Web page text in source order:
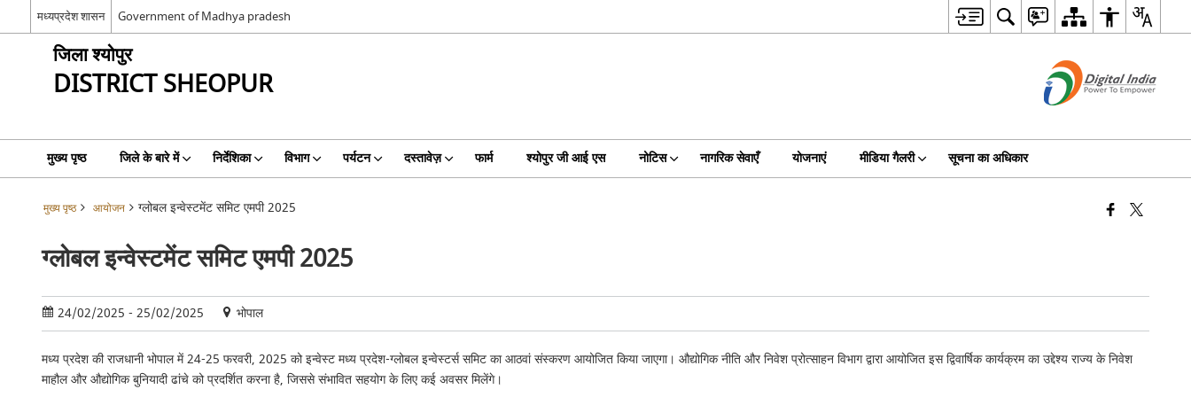
मध्यप्रदेश शासन Government of Madhya pradesh
जिला श्योपुर
DISTRICT SHEOPUR
मुख्य पृष्ठ जिले के बारे में निर्देशिका विभाग पर्यटन दस्तावेज़ फार्म श्योपुर जी आई एस नोटिस नागरिक सेवाएँ योजनाएं मीडिया गैलरी सूचना का अधिकार
मुख्य पृष्ठ आयोजन ग्लोबल इन्वेस्टमेंट समिट एमपी 2025
ग्लोबल इन्वेस्टमेंट समिट एमपी 2025
24/02/2025 - 25/02/2025 भोपाल
मध्य प्रदेश की राजधानी भोपाल में 24-25 फरवरी, 2025 को इन्वेस्ट मध्य प्रदेश-ग्लोबल इन्वेस्टर्स समिट का आठवां संस्करण आयोजित किया जाएगा। औद्योगिक नीति और निवेश प्रोत्साहन विभाग द्वारा आयोजित इस द्विवार्षिक कार्यक्रम का उद्देश्य राज्य के निवेश
माहौल और औद्योगिक बुनियादी ढांचे को प्रदर्शित करना है, जिससे संभावित सहयोग के लिए कई अवसर मिलेंगे।